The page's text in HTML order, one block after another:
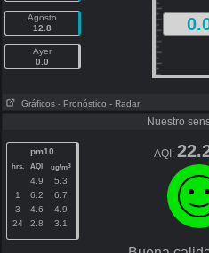
Agosto
12.8
Ayer
0.0
Gráficos - Pronóstico - Radar
Nuestro
pm10
hrs. AQI ug/m3
4.9
5.3
1
6.2
6.7
3
4.6
4.9
24
2.8 3.1
AQI: